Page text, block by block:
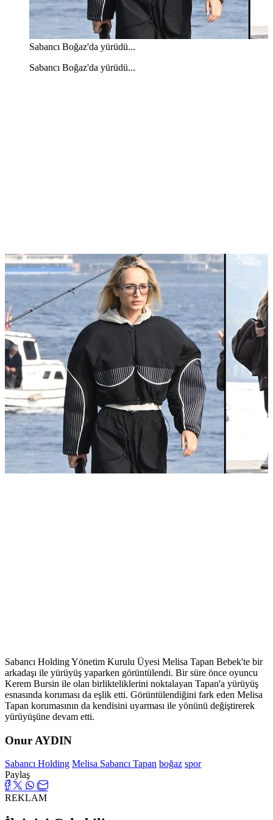
Sabancı Boğaz'da yürüdü...
Sabancı Boğaz'da yürüdü...
Sabancı Holding Yönetim Kurulu Üyesi Melisa Tapan Bebek'te bir
arkadaşı ile yürüyüş yaparken görüntülendi. Bir süre önce oyuncu
Kerem Bursin ile olan birlikteliklerini noktalayan Tapan'a yürüyüş
esnasında koruması da eşlik etti. Görüntülendiğini fark eden Melisa
Tapan korumasının da kendisini uyarması ile yönünü değiştirerek
yürüyüşüne devam etti.
Onur AYDIN
Sabancı Holding Melisa Sabancı Tapan boğaz spor
Paylaş
REKLAM